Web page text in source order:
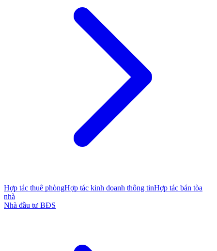
Hợp tác thuê phòngHợp tác kinh doanh thông tinHợp tác bán tòa
nhà
Nhà đầu tư BĐS